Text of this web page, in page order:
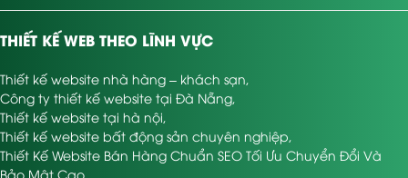
THIẾT KẾ WEB THEO LĨNH VỰC
Thiết kế website nhà hàng – khách sạn,
Công ty thiết kế website tại Đà Nẵng,
Thiết kế website tại hà nội,
Thiết kế website bất động sản chuyên nghiệp,
Thiết Kế Website Bán Hàng Chuẩn SEO Tối Ưu Chuyển Đổi Và
Bảo Mật Cao